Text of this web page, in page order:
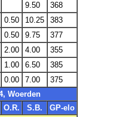
9.50
368
0.50 10.25
383
0.50 9.75
377
2.00 4.00
355
1.00 6.50
385
0.00 7.00
375
Woerden
O.R. S.B.
GP-elo